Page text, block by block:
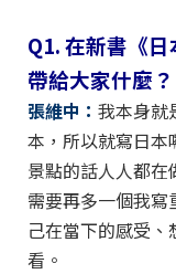
Q1. 在新書《
帶給大家什麼？
張維中： 我本身就
本，所以就寫日本
景點的話人人都
需要再多一個我寫
己在當下的感受
看。